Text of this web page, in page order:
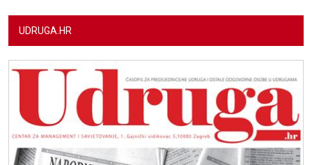
UDRUGA.HR